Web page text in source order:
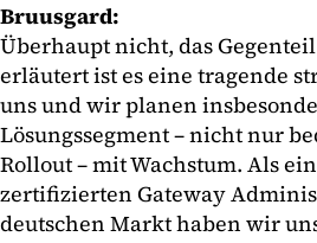
Bruusgard:
Überhaupt nicht, das
erläutert ist es eine tragende
uns und wir planen
Lösungssegment – nicht nur
Rollout – mit Wachstum. Als
zertifizierten Gateway
deutschen Markt haben wir